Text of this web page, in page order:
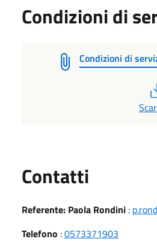
Condizioni di
Condizioni di
Contatti
Referente: Paola Rondini :
Telefono :0573371903